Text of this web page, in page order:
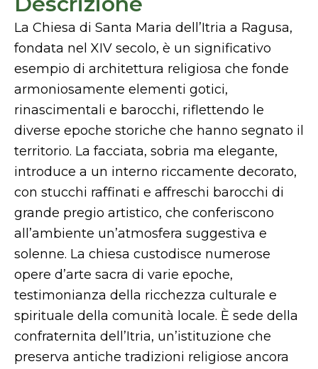
La Chiesa di Santa Maria dell’Itria a Ragusa,
fondata nel XIV secolo, è un significativo
esempio di architettura religiosa che fonde
armoniosamente elementi gotici,
rinascimentali e barocchi, riflettendo le
diverse epoche storiche che hanno segnato il
territorio. La facciata, sobria ma elegante,
introduce a un interno riccamente decorato,
con stucchi raffinati e affreschi barocchi di
grande pregio artistico, che conferiscono
all’ambiente un’atmosfera suggestiva e
solenne. La chiesa custodisce numerose
opere d’arte sacra di varie epoche,
testimonianza della ricchezza culturale e
spirituale della comunità locale. È sede della
confraternita dell’Itria, un’istituzione che
preserva antiche tradizioni religiose ancora